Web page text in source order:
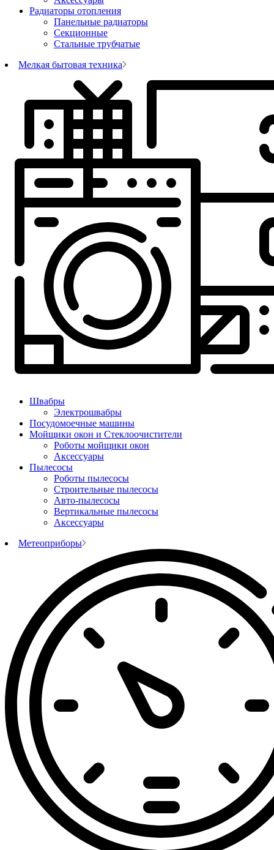
Радиаторы отопления
Панельные радиаторы
Секционные
Стальные трубчатые
Мелкая бытовая техника
Швабры
Электрошвабры
Посудомоечные машины
Мойщики окон и Стеклоочистители
Роботы мойщики окон
Аксессуары
Пылесосы
Роботы пылесосы
Строительные пылесосы
Авто-пылесосы
Вертикальные пылесосы
Аксессуары
Метеоприборы